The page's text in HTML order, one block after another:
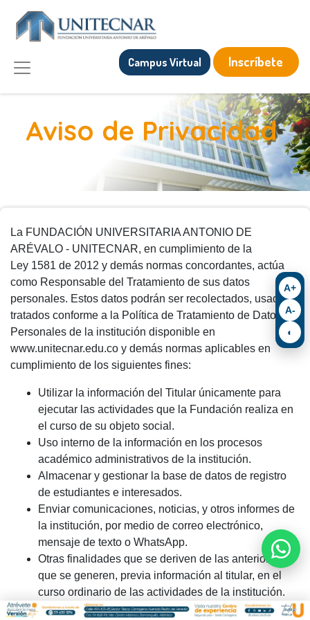
Campus Virtual Inscríbete
Aviso de Privacidad
La FUNDACIÓN UNIVERSITARIA ANTONIO DE
ARÉVALO - UNITECNAR, en cumplimiento de la
Ley 1581 de 2012 y demás normas concordantes, actúa
como Responsable del Tratamiento de sus datos
personales. Estos datos podrán ser recolectados, usados y
tratados conforme a la Política de Tratamiento de Datos
Personales de la institución disponible en
www.unitecnar.edu.co y demás normas aplicables en
cumplimiento de los siguientes fines:
Utilizar la información del Titular únicamente para
ejecutar las actividades que la Fundación realiza en
el curso de su objeto social.
Uso interno de la información en los procesos
académico administrativos de la institución.
Almacenar y gestionar la base de datos de registro
de estudiantes e interesados.
Enviar comunicaciones, noticias, y otros informes de
la institución, por medio de correo electrónico,
mensaje de texto o WhatsApp.
Otras finalidades que se deriven de las anteriores o
que se generen, previa información al titular, en el
curso ordinario de las actividades de la institución.
A+
A-
◐